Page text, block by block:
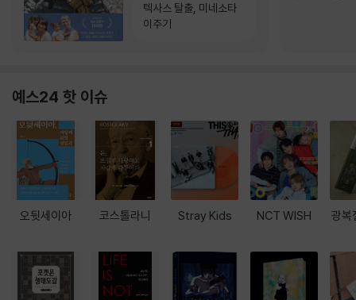
텍사스 탈출, 미네소타
이주기
예스24 핫 이슈
오뒷세이아 코스톨라니 Stray Kids NCT WISH 광복